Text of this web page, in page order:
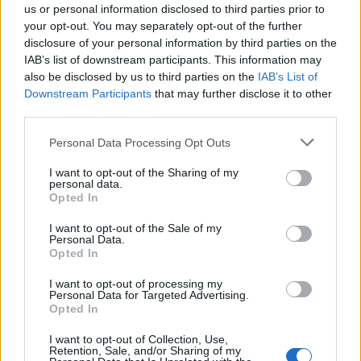
us or personal information disclosed to third parties prior to
your opt-out. You may separately opt-out of the further
disclosure of your personal information by third parties on the
IAB’s list of downstream participants. This information may
also be disclosed by us to third parties on the IAB’s List of
Downstream Participants that may further disclose it to other
Personal Data Processing Opt Outs
I want to opt-out of the Sharing of my
personal data.
Opted In
I want to opt-out of the Sale of my
Personal Data.
Opted In
I want to opt-out of processing my
Personal Data for Targeted Advertising.
Opted In
I want to opt-out of Collection, Use,
Retention, Sale, and/or Sharing of my
θα το κάνεις τόσα χρόνια. Άρα, η κυβέρνησή μας
αυτούς τους πέντε μήνες έχει ήδη να
παρουσιάσει έργο και αυτό το θετικό κλίμα που
είδατε είναι το αποτέλεσμα αυτού του έργου»,
Ο υπουργός Ανάπτυξης και Επενδύσεων θα
συνεχίσει τη δεύτερη μέρα της επίσκεψης του
στη Νέα Υόρκη με μπαράζ επαφών με
επικεφαλής funds, διεθνών τραπεζών και
επιχειρήσεων, όπου θα έχει την ευκαιρία να
συζητήσει το επενδυτικό ενδιαφέρον που
παρουσιάζεται για τη χώρα μας. Οπως μάλιστα